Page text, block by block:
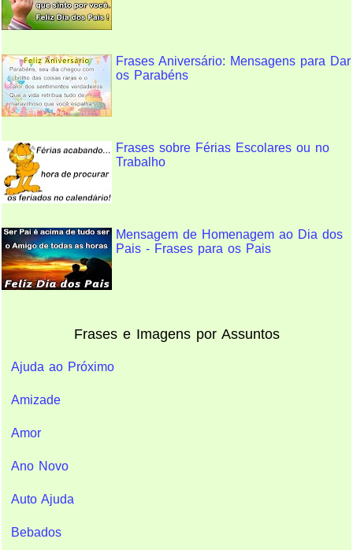
Frases Aniversário: Mensagens para Dar
os Parabéns
Frases sobre Férias Escolares ou no
Trabalho
Mensagem de Homenagem ao Dia dos
Pais - Frases para os Pais
Frases e Imagens por Assuntos
Ajuda ao Próximo
Amizade
Amor
Ano Novo
Auto Ajuda
Bebados